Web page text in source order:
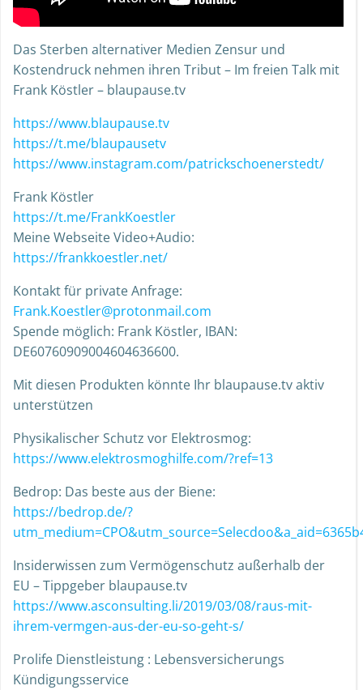
Das Sterben alternativer Medien Zensur und
Kostendruck nehmen ihren Tribut – Im freien Talk mit
Frank Köstler – blaupause.tv
https://www.blaupause.tv
https://t.me/blaupausetv
https://www.instagram.com/patrickschoenerstedt/
Frank Köstler
https://t.me/FrankKoestler
Meine Webseite Video+Audio:
https://frankkoestler.net/
Kontakt für private Anfrage:
Frank.Koestler@protonmail.com
Spende möglich: Frank Köstler, IBAN:
DE60760909004604636600.
Mit diesen Produkten könnte Ihr blaupause.tv aktiv
unterstützen
Physikalischer Schutz vor Elektrosmog:
https://www.elektrosmoghilfe.com/?ref=13
Bedrop: Das beste aus der Biene:
https://bedrop.de/?
Insiderwissen zum Vermögenschutz außerhalb der
EU – Tippgeber blaupause.tv
https://www.asconsulting.li/2019/03/08/raus-mit-
ihrem-vermgen-aus-der-eu-so-geht-s/
Prolife Dienstleistung : Lebensversicherungs
Kündigungsservice